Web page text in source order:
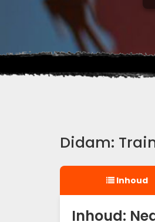
Didam:
Inhoud
Inhoud: